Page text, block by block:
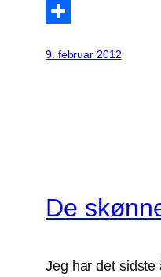
Twitter
9. februar 2012
De
Jeg har det